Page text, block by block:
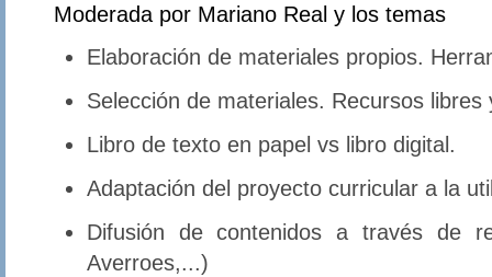
Moderada por Mariano Real y los temas
Elaboración de materiales propios.
Selección de materiales. Recursos libres
Libro de texto en papel vs libro digital.
Adaptación del proyecto curricular a la
Difusión de contenidos a través de
Averroes,...)